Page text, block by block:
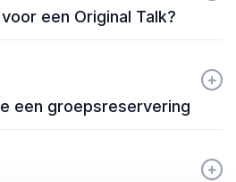
een Original Talk?
een groepsreservering
+
-
+
-